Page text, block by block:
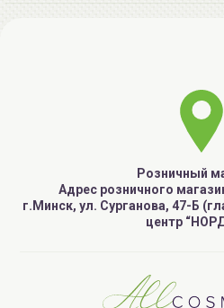
Розничный
Адрес розничного
г.Минск, ул. Сурганова, 47-Б
центр